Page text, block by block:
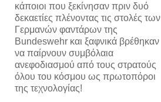
κάποιοι που ξεκίνησαν πριν δυό
δεκαετίες πλένοντας τις στολές των
Γερμανών φαντάρων της
Bundeswehr και ξαφνικά βρέθηκαν
να παίρνουν συμβόλαια
ανεφοδιασμού από τους στρατούς
όλου του κόσμου ως πρωτοπόροι
της τεχνολογίας!